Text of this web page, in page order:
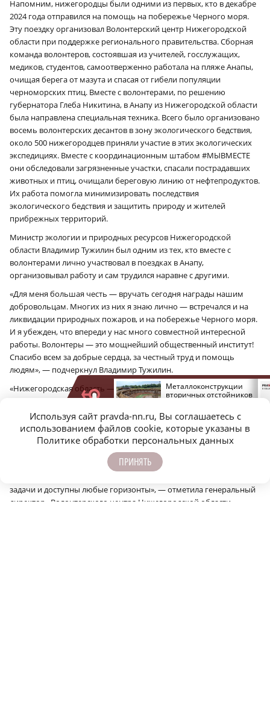
Напомним, нижегородцы были одними из первых, кто в декабре
2024 года отправился на помощь на побережье Черного моря.
Эту поездку организовал Волонтерский центр Нижегородской
области при поддержке регионального правительства. Сборная
команда волонтеров, состоявшая из учителей, госслужащих,
медиков, студентов, самоотверженно работала на пляже Анапы,
очищая берега от мазута и спасая от гибели популяции
черноморских птиц. Вместе с волонтерами, по решению
губернатора Глеба Никитина, в Анапу из Нижегородской области
была направлена специальная техника. Всего было организовано
восемь волонтерских десантов в зону экологического бедствия,
около 500 нижегородцев приняли участие в этих экологических
экспедициях. Вместе с координационным штабом #МЫВМЕСТЕ
они обследовали загрязненные участки, спасали пострадавших
животных и птиц, очищали береговую линию от нефтепродуктов.
Их работа помогла минимизировать последствия
экологического бедствия и защитить природу и жителей
прибрежных территорий.
Министр экологии и природных ресурсов Нижегородской
области Владимир Тужилин был одним из тех, кто вместе с
волонтерами лично участвовал в поездках в Анапу,
организовывал работу и сам трудился наравне с другими.
«Для меня большая честь — вручать сегодня награды нашим
добровольцам. Многих из них я знаю лично — встречался и на
ликвидации природных пожаров, и на побережье Черного моря.
И я убежден, что впереди у нас много совместной интересной
работы. Волонтеры — это мощнейший общественный институт!
Спасибо всем за добрые сердца, за честный труд и помощь
людям», — подчеркнул Владимир Тужилин.
«Нижегородская область — самый добрый регион России. У нас в
волонтерство вовлечено 10 процентов населения, то есть больше
300 тысяч человек. В регионе зарегистрированы и работают
свыше 3000 добровольческих организаций различной
направленности. В 2024 году мы стали лидером всероссийского
рейтинга по эффективности развития добровольческой
деятельности среди регионов с населением от двух миллионов
задачи и доступны любые горизонты», — отметила генеральный
директор «Волонтерского центра Нижегородской области»
Жители Ворсмы
пожаловались на
урожай
Металлоконструкции
вторичных отстойников
Используя сайт pravda-nn.ru, Вы соглашаетесь с
использованием файлов cookie, которые указаны в
Политике обработки персональных данных
ПРИНЯТЬ